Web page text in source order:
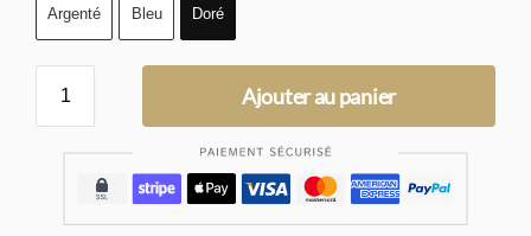
Argenté Bleu Doré
Ajouter au panier